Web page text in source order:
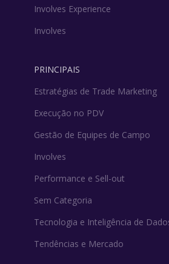
Involves Experience
Involves
PRINCIPAIS
Estratégias de Trade Marketing
Execução no PDV
Gestão de Equipes de Campo
Involves
Performance e Sell-out
Sem Categoria
Tecnologia e Inteligência de
Tendências e Mercado